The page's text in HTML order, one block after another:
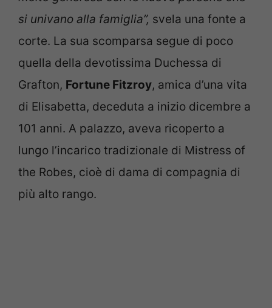
si univano alla famiglia”, svela una fonte a
corte. La sua scomparsa segue di poco
quella della devotissima Duchessa di
Grafton, Fortune Fitzroy, amica d’una vita
di Elisabetta, deceduta a inizio dicembre a
101 anni. A palazzo, aveva ricoperto a
lungo l’incarico tradizionale di Mistress of
the Robes, cioè di dama di compagnia di
più alto rango.